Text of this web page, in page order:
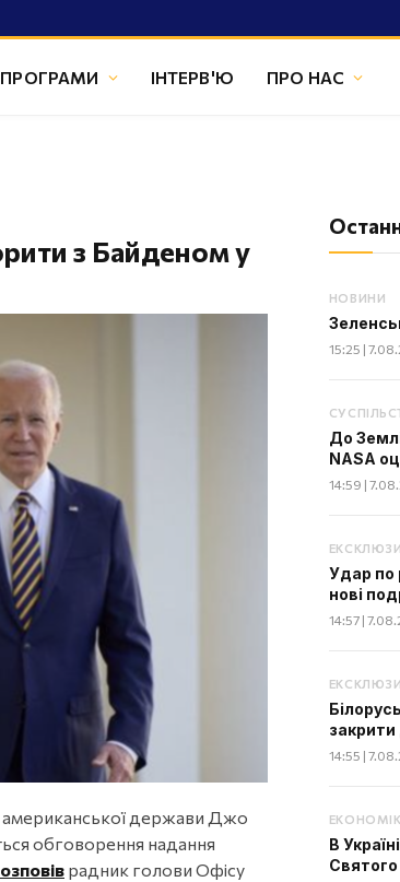
ПРОГРАМИ ІНТЕРВ'Ю ПРО НАС
з Байденом у
американської держави Джо
обговорення надання
радник голови Офісу
НОВИНИ
15:25 |
До
NASA
14:59 |
Удар по
нові
14:57 |
14:55 |
В
Святого